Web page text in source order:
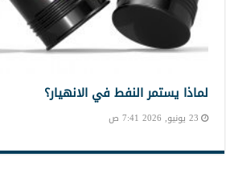
لماذا يستمر النفط في الانهيار؟
23 يونيو, 2026 7:41 ص